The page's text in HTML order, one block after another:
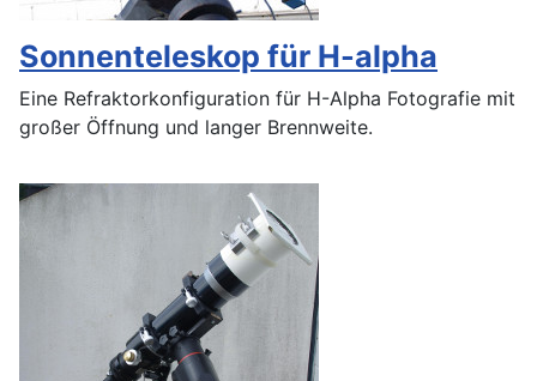
Sonnenteleskop für H-alpha
Eine Refraktorkonfiguration für H-Alpha Fotografie mit
großer Öffnung und langer Brennweite.